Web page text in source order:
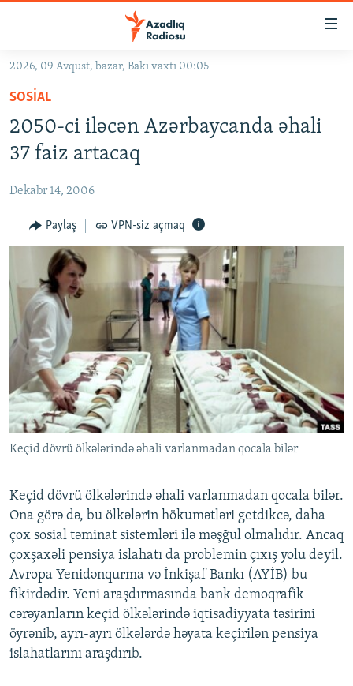
Əsas
qayıt
Əsas
naviqasiyaya
qayıt
Axtarışa
GÜNDƏM
KORRUPSIOMETR
FƏRQƏ BAX
QANUNI DOĞRU
ARAŞDIRMA
MULTIMEDIA
VIDEO
FOTOQALEREYA
İNFOQRAFIKA
KARIKATURA
RADIO ARXIV
OXU ZALI
AZƏRBAYCAN ƏDƏBIYYATI KITABXANASI
İSLAM VƏ DEMOKRATIYA
İZ - MƏDƏNIYYƏT PROQRAMI
HAQQIMIZDA
MISSIYAMIZ
PEŞƏ ETIKASI VƏ JURNALISTIKA STANDARTLARIMIZ
MATERIALLARIMIZDAN ISTIFADƏ
AZADLIQRADIOSU MOBIL TELEFONUNUZDA
XƏBƏR BÜLLETENLƏRIMIZ
BIZI IZLƏ
RFE/RL-in bütün saytları
2026, 09 Avqust, bazar, Bakı vaxtı 00:05
SOSIAL
2050-ci iləcən Azərbaycanda əhali
37 faiz artacaq
Dekabr 14, 2006
Paylaş VPN-siz açmaq
Keçid dövrü ölkələrində əhali varlanmadan qocala bilər
Keçid dövrü ölkələrində əhali varlanmadan qocala bilər.
Ona görə də, bu ölkələrin hökumətləri getdikcə, daha
çox sosial təminat sistemləri ilə məşğul olmalıdır. Ancaq
çoxşaxəli pensiya islahatı da problemin çıxış yolu deyil.
Avropa Yenidənqurma və İnkişaf Bankı (AYİB) bu
fikirdədir. Yeni araşdırmasında bank demoqrafik
cərəyanların keçid ölkələrində iqtisadiyyata təsirini
öyrənib, ayrı-ayrı ölkələrdə həyata keçirilən pensiya
islahatlarını araşdırıb.